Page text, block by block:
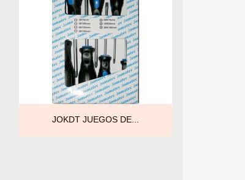
Vista rápida
JOKDT JUEGOS DE...